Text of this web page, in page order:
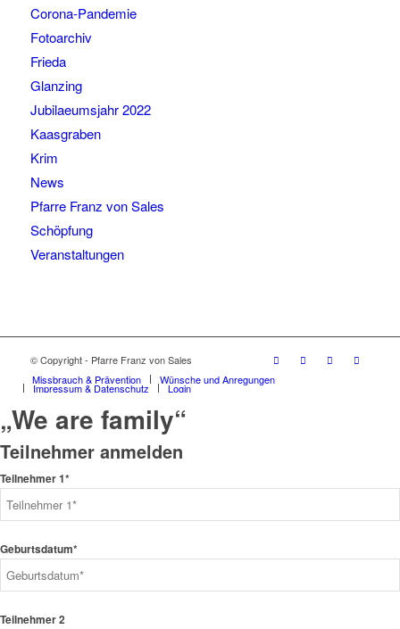
Corona-Pandemie
Fotoarchiv
Frieda
Glanzing
Jubilaeumsjahr 2022
Kaasgraben
Krim
News
Pfarre Franz von Sales
Schöpfung
Veranstaltungen
© Copyright - Pfarre Franz von Sales
Missbrauch & Prävention
Wünsche und Anregungen
Impressum & Datenschutz Login
„We are family“
Teilnehmer anmelden
Teilnehmer 1*
Geburtsdatum*
Teilnehmer 2